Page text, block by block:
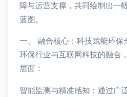
障与运营支撑，共同绘制出一
蓝图。
一、 融合核心：科技赋能环保
环保行业与互联网科技的融合
层面：
智能监测与精准感知：通过广